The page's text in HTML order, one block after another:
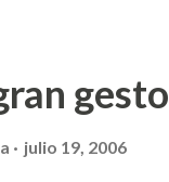
gesto
julio 19, 2006